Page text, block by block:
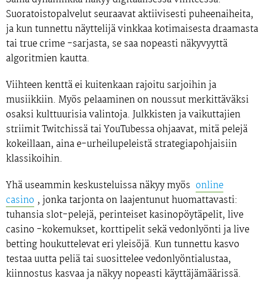
Suoratoistopalvelut seuraavat aktiivisesti puheenaiheita,
ja kun tunnettu näyttelijä vinkkaa kotimaisesta draamasta
tai true crime -sarjasta, se saa nopeasti näkyvyyttä
algoritmien kautta.
Viihteen kenttä ei kuitenkaan rajoitu sarjoihin ja
musiikkiin. Myös pelaaminen on noussut merkittäväksi
osaksi kulttuurisia valintoja. Julkkisten ja vaikuttajien
striimit Twitchissä tai YouTubessa ohjaavat, mitä pelejä
kokeillaan, aina e-urheilupeleistä strategiapohjaisiin
klassikoihin.
Yhä useammin keskusteluissa näkyy myös online
casino , jonka tarjonta on laajentunut huomattavasti:
tuhansia slot-pelejä, perinteiset kasinopöytäpelit, live
casino -kokemukset, korttipelit sekä vedonlyönti ja live
betting houkuttelevat eri yleisöjä. Kun tunnettu kasvo
testaa uutta peliä tai suosittelee vedonlyöntialustaa,
kiinnostus kasvaa ja näkyy nopeasti käyttäjämäärissä.